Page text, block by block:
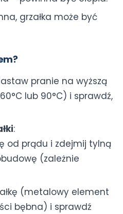
grzałka może być
pranie na wyższą
lub 90°C) i sprawdź,
:
od prądu i zdejmij tylną
(zależnie
(metalowy element
bębna) i sprawdź